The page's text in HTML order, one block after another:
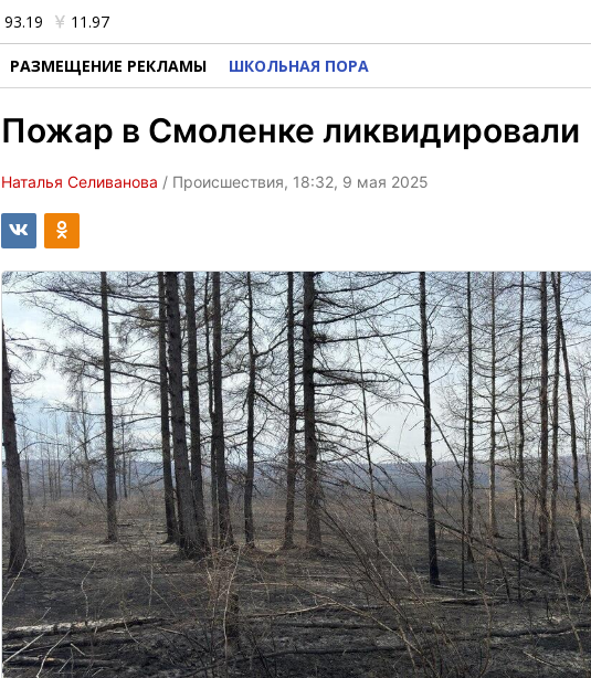
93.19 11.97
РАЗМЕЩЕНИЕ РЕКЛАМЫ ШКОЛЬНАЯ ПОРА
Пожар в Смоленке ликвидировали
Наталья Селиванова / Происшествия, 18:32, 9 мая 2025